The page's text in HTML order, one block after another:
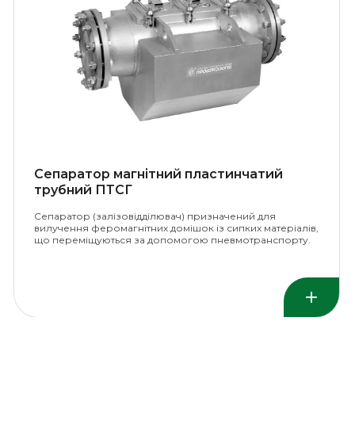
Сепаратор магнітний пластинчатий
трубний ПТСГ
Сепаратор (залізовідділювач) призначений для
вилучення феромагнітних домішок із сипких матеріалів,
що переміщуються за допомогою пневмотранспорту.